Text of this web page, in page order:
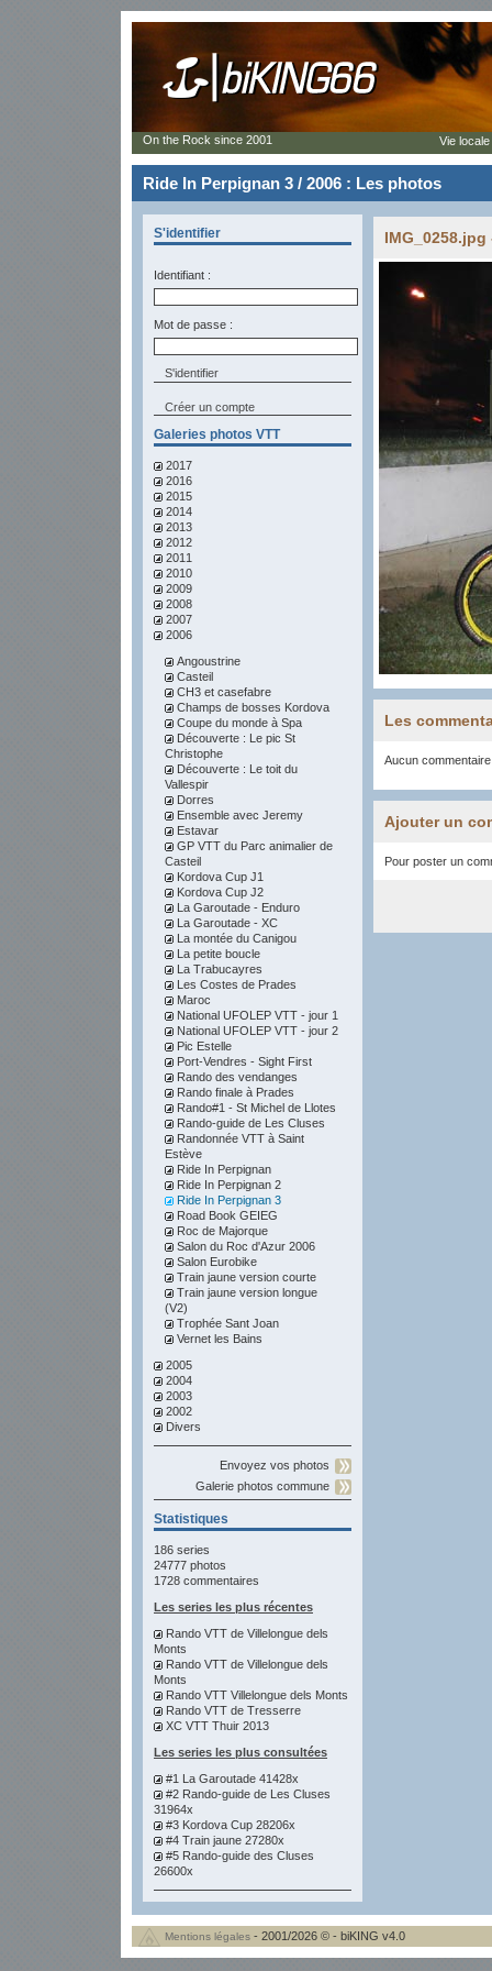
Ride In Perpignan 3 / 2006 : Les photos
S'identifier
Identifiant :
Mot de passe :
Créer un compte
Galeries photos VTT
2017
2016
2015
2014
2013
2012
2011
2010
2009
2008
2007
2006
Angoustrine
Casteil
CH3 et casefabre
Champs de bosses Kordova
Coupe du monde à Spa
Découverte : Le pic St
Christophe
Découverte : Le toit du
Vallespir
Dorres
Ensemble avec Jeremy
Estavar
GP VTT du Parc animalier de
Casteil
Kordova Cup J1
Kordova Cup J2
La Garoutade - Enduro
La Garoutade - XC
La montée du Canigou
La petite boucle
La Trabucayres
Les Costes de Prades
Maroc
National UFOLEP VTT - jour 1
National UFOLEP VTT - jour 2
Pic Estelle
Port-Vendres - Sight First
Rando des vendanges
Rando finale à Prades
Rando#1 - St Michel de Llotes
Rando-guide de Les Cluses
Randonnée VTT à Saint
Estève
Ride In Perpignan
Ride In Perpignan 2
Ride In Perpignan 3
Road Book GEIEG
Roc de Majorque
Salon du Roc d'Azur 2006
Salon Eurobike
Train jaune version courte
Train jaune version longue
(V2)
Trophée Sant Joan
Vernet les Bains
2005
2004
2003
2002
Divers
Envoyez vos photos
Galerie photos commune
Statistiques
186 series
24777 photos
1728 commentaires
Les series les plus récentes
Rando VTT de Villelongue dels
Monts
Rando VTT de Villelongue dels
Monts
Rando VTT Villelongue dels Monts
Rando VTT de Tresserre
XC VTT Thuir 2013
Les series les plus consultées
#1 La Garoutade 41428x
#2 Rando-guide de Les Cluses
31964x
#3 Kordova Cup 28206x
#4 Train jaune 27280x
#5 Rando-guide des Cluses
26600x
IMG_0258.jpg
Les
Aucun
Ajouter un
Pour poster un
On the Rock since 2001 Vie
Mentions légales - 2001/2026 © - biKING v4.0